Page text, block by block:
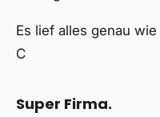
Es lief alles genau
C
Super Firma.